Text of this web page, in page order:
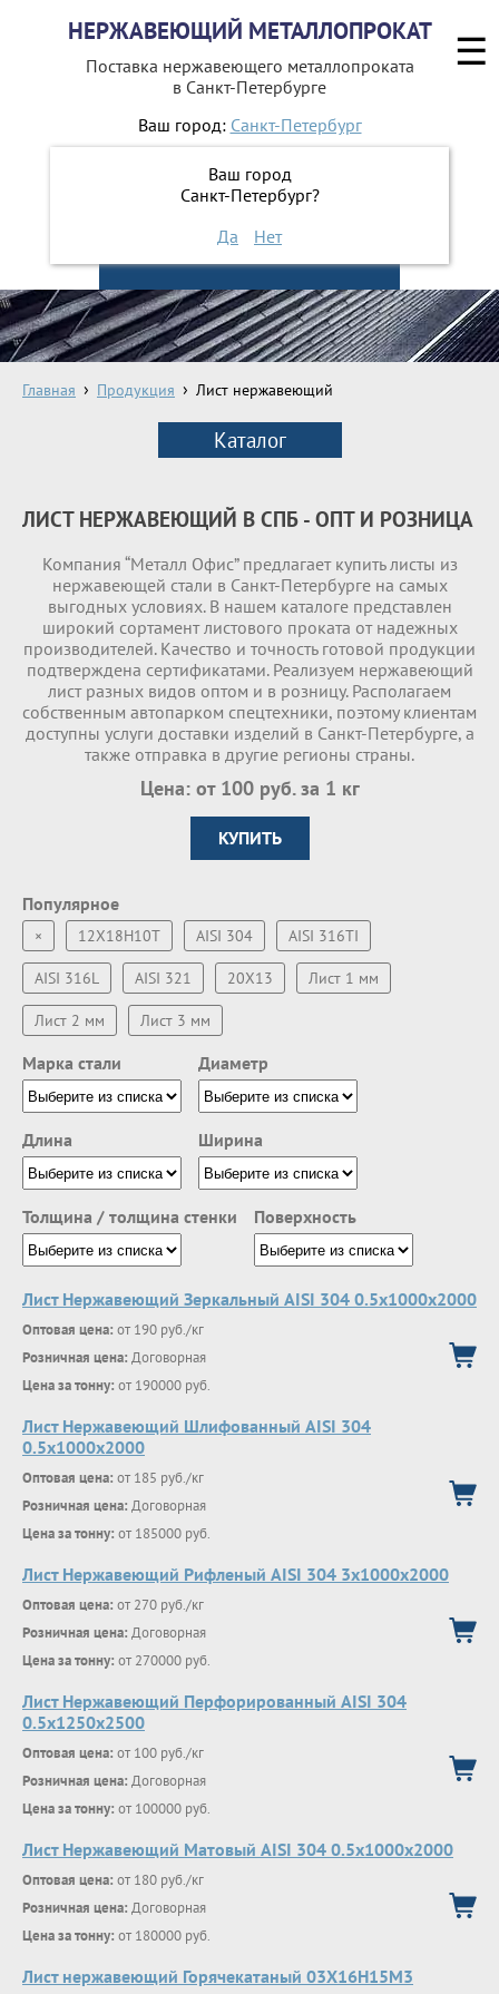
НЕРЖАВЕЮЩИЙ МЕТАЛЛОПРОКАТ
Поставка нержавеющего металлопроката
в Санкт-Петербурге
Ваш город: Санкт-Петербург
Ваш город
Санкт-Петербург?
Да
Нет
+7 (812)642-41-48
+7 (812)642-41-49
Главная Продукция Лист нержавеющий
Каталог
ЛИСТ НЕРЖАВЕЮЩИЙ В СПБ - ОПТ И РОЗНИЦА
Компания “Металл Офис” предлагает купить листы из
нержавеющей стали в Санкт-Петербурге на самых
выгодных условиях. В нашем каталоге представлен
широкий сортамент листового проката от надежных
производителей. Качество и точность готовой продукции
подтверждена сертификатами. Реализуем нержавеющий
лист разных видов оптом и в розницу. Располагаем
собственным автопарком спецтехники, поэтому клиентам
доступны услуги доставки изделий в Санкт-Петербурге, а
также отправка в другие регионы страны.
Цена: от 100 руб. за 1 кг
КУПИТЬ
Популярное
× 12Х18Н10Т AISI 304 AISI 316TI
AISI 316L AISI 321 20Х13 Лист 1 мм
Лист 2 мм Лист 3 мм
Марка стали Диаметр
Длина Ширина
Толщина / толщина стенки Поверхность
Лист Нержавеющий Зеркальный AISI 304 0.5х1000х2000
Оптовая цена: от 190 руб./кг
Розничная цена: Договорная
Цена за тонну: от 190000 руб.
Лист Нержавеющий Шлифованный AISI 304
0.5х1000х2000
Оптовая цена: от 185 руб./кг
Розничная цена: Договорная
Цена за тонну: от 185000 руб.
Лист Нержавеющий Рифленый AISI 304 3х1000х2000
Оптовая цена: от 270 руб./кг
Розничная цена: Договорная
Цена за тонну: от 270000 руб.
Лист Нержавеющий Перфорированный AISI 304
0.5х1250х2500
Оптовая цена: от 100 руб./кг
Розничная цена: Договорная
Цена за тонну: от 100000 руб.
Лист Нержавеющий Матовый AISI 304 0.5х1000х2000
Оптовая цена: от 180 руб./кг
Розничная цена: Договорная
Цена за тонну: от 180000 руб.
Лист нержавеющий Горячекатаный 03X16H15M3
☰